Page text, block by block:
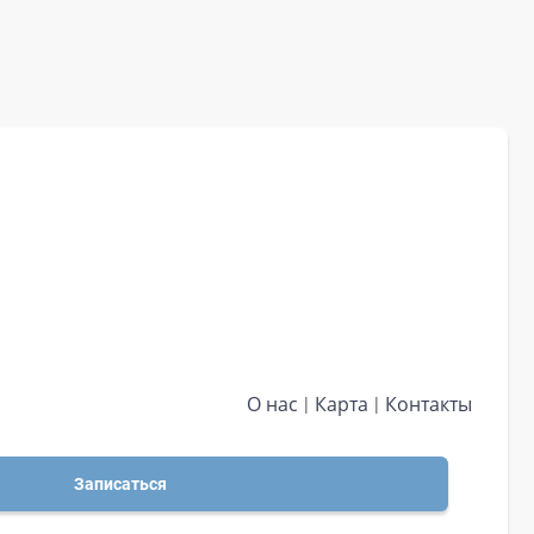
О нас Карта Контакты
Записаться